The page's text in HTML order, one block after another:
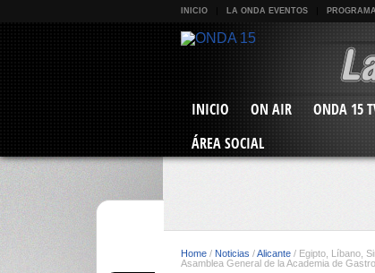
INICIO LA ONDA EVENTOS
INICIO ON AIR ONDA 15
ÁREA SOCIAL
Home / Noticias /Alicante / Egipto, Líbano,
Asamblea General de la Academia de